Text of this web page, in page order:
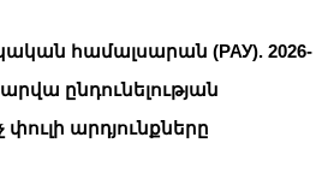
համալսարան (РАУ). 2026-
ընդունելության
փուլի արդյունքները